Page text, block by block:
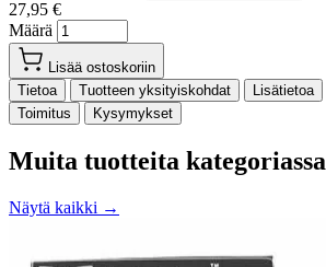
27,95 €
Määrä
Lisää ostoskoriin
Tietoa
Tuotteen yksityiskohdat Lisätietoa
Toimitus
Kysymykset
Muita tuotteita kategoriassa
Näytä kaikki →